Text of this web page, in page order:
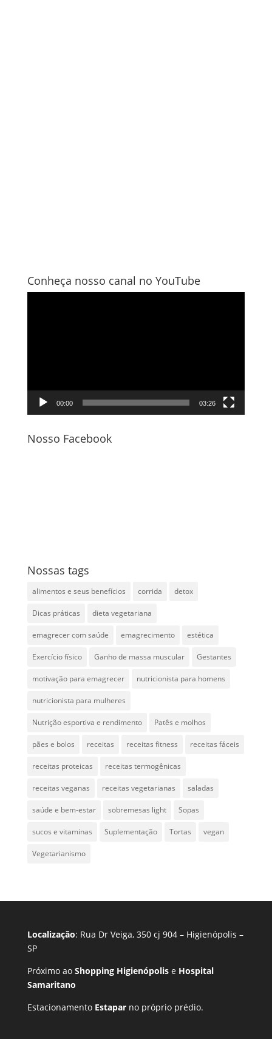
Conheça nosso canal no YouTube
00:00 03:26
Nosso Facebook
Nossas tags
alimentos e seus benefícios corrida detox
Dicas práticas dieta vegetariana
emagrecer com saúde emagrecimento estética
Exercício físico Ganho de massa muscular Gestantes
motivação para emagrecer nutricionista para homens
nutricionista para mulheres
Nutrição esportiva e rendimento Patês e molhos
pães e bolos receitas receitas fitness receitas fáceis
receitas proteicas receitas termogênicas
receitas veganas receitas vegetarianas saladas
saúde e bem-estar sobremesas light Sopas
sucos e vitaminas Suplementação Tortas vegan
Vegetarianismo
Localização: Rua Dr Veiga, 350 cj 904 – Higienópolis –
SP
Próximo ao Shopping Higienópolise Hospital
Samaritano
Estacionamento Estaparno próprio prédio.